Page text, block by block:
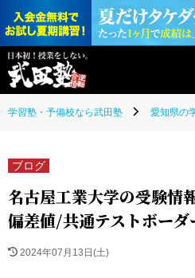
学習塾・予備校なら武田塾 愛知県の
ブログ
名古屋工業大学の受験情
偏差値/共通テストボーダ
2024年07月13日(土)